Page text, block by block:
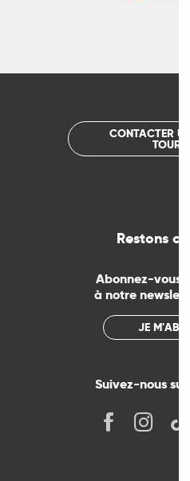
CONTACTER
Restons
Abonnez-vous
à notre
JE
Suivez-nous sur